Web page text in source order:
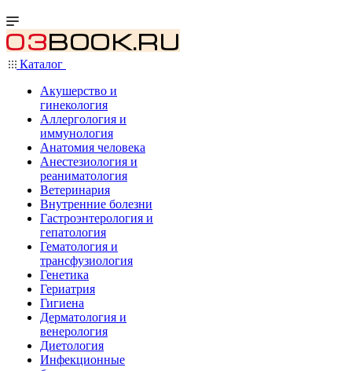
Каталог
Акушерство и
гинекология
Аллергология и
иммунология
Анатомия человека
Анестезиология и
реаниматология
Ветеринария
Внутренние болезни
Гастроэнтерология и
гепатология
Гематология и
трансфузиология
Генетика
Гериатрия
Гигиена
Дерматология и
венерология
Диетология
Инфекционные